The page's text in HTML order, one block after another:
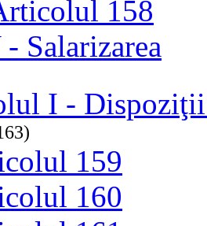
158
Salarizarea
I - Dispoziţii
159
160